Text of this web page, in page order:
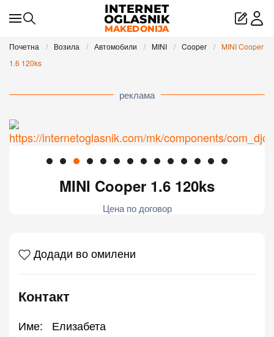
Skip to main content
Почетна Возила Автомобили MINI Cooper
MINI Cooper
1.6 120ks
реклама
MINI Cooper 1.6 120ks
Цена по договор
Додади во омилени
Контакт
Име:
Елизабета